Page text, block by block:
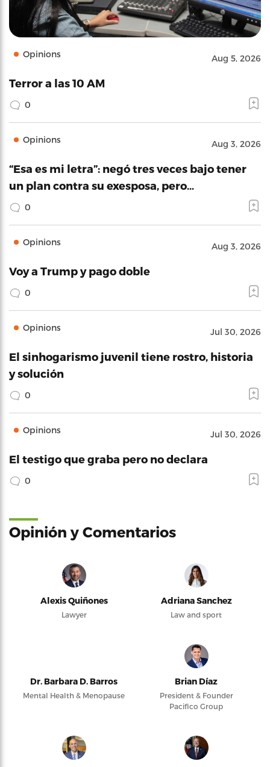
Opinions Aug 5, 2026
Terror a las 10 AM
0
Opinions Aug 3, 2026
“Esa es mi letra”: negó tres veces bajo tener
un plan contra su exesposa, pero…
0
Opinions Aug 3, 2026
Voy a Trump y pago doble
0
Opinions Jul 30, 2026
El sinhogarismo juvenil tiene rostro, historia
y solución
0
Opinions Jul 30, 2026
El testigo que graba pero no declara
0
Opinión y Comentarios
Alexis Quiñones
Lawyer
Adriana Sanchez
Law and sport
Dr. Barbara D. Barros
Mental Health & Menopause
Brian Díaz
President & Founder
Pacifico Group